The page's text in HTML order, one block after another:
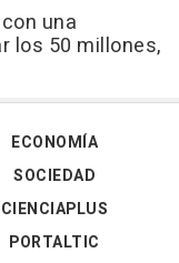
una
los 50 millones,
ECONOMÍA
SOCIEDAD
CIENCIAPLUS
PORTALTIC